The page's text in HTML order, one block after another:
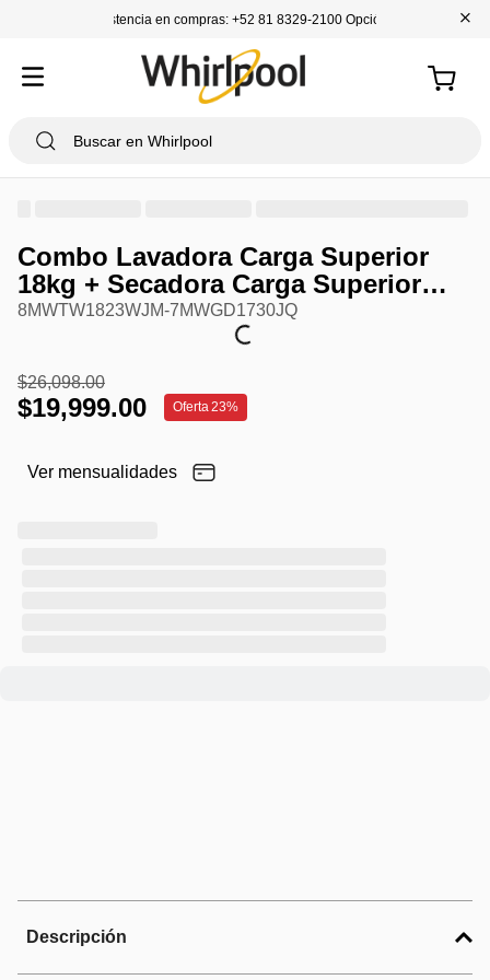
Asistencia en compras: +52 81 8329-2100 Opción 1 +
Combo Lavadora Carga Superior
18kg + Secadora Carga Superior
Gas 18kg
8MWTW1823WJM-7MWGD1730JQ
$26,098.00
$19,999.00 Oferta23%
Ver mensualidades
Descripción